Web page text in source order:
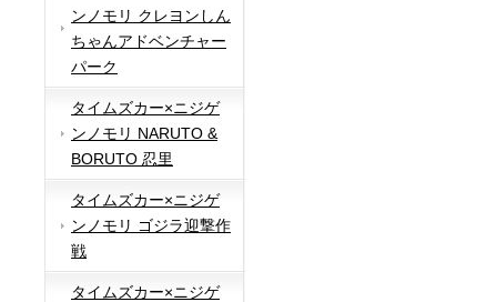
ンノモリ クレヨンしん
ちゃんアドベンチャー
パーク
タイムズカー×ニジゲ
ンノモリ NARUTO &
BORUTO 忍里
タイムズカー×ニジゲ
ンノモリ ゴジラ迎撃作
戦
タイムズカー×ニジゲ